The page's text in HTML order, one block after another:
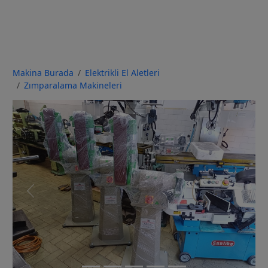
Makina Burada
Elektrikli El Aletleri
Zımparalama Makineleri
Previous Next